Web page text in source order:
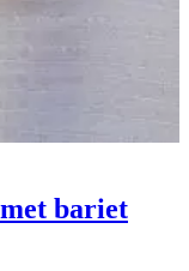
bariet